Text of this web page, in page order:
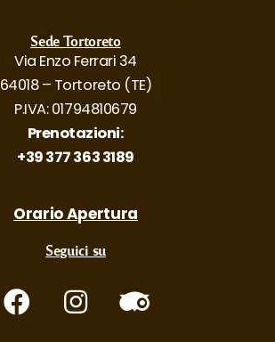
Sede Tortoreto
Via Enzo Ferrari 34
64018 – Tortoreto (TE)
P.IVA: 01794810679
Prenotazioni:
+39 377 363 3189
Orario Apertura
Seguici su